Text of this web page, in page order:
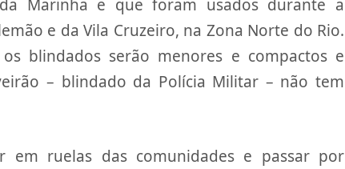
Marinha e que foram usados durante a
e da Vila Cruzeiro, na Zona Norte do Rio.
blindados serão menores e compactos e
– blindado da Polícia Militar – não tem
em ruelas das comunidades e passar por